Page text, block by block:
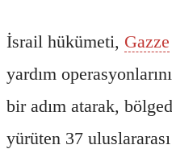
İsrail hükümeti, Gazze
yardım
bir adım atarak,
yürüten 37